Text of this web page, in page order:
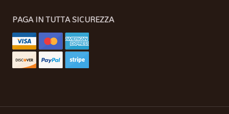
PAGA IN TUTTA SICUREZZA